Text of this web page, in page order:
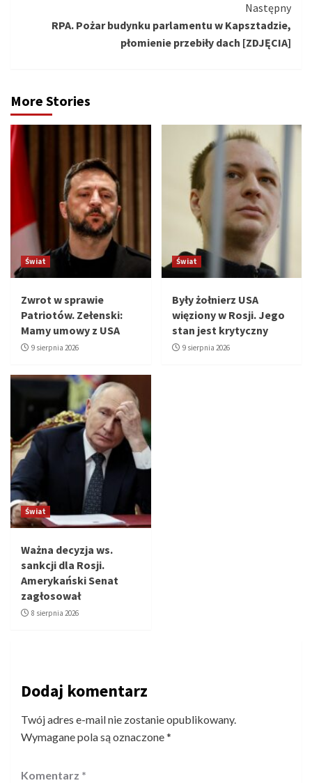
Następny
RPA. Pożar budynku parlamentu w Kapsztadzie,
płomienie przebiły dach [ZDJĘCIA]
More Stories
Świat
Zwrot w sprawie
Patriotów. Zełenski:
Mamy umowy z USA
9 sierpnia 2026
Świat
Były żołnierz USA
więziony w Rosji. Jego
stan jest krytyczny
9 sierpnia 2026
Świat
Ważna decyzja ws.
sankcji dla Rosji.
Amerykański Senat
zagłosował
8 sierpnia 2026
Dodaj komentarz
Twój adres e-mail nie zostanie opublikowany.
Wymagane pola są oznaczone*
Komentarz *